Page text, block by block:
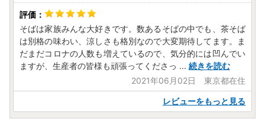
そばは家族みんな大好きです。数あるそばの中でも、茶そば
は別格の味わい、涼しさも格別なので大変期待してます。ま
だまだコロナの人数も増えているので、気分的には凹んでい
ますが、生産者の皆様も頑張ってくださっ ... 続きを読む
2021年06月02日 東京都在住
レビューをもっと見る